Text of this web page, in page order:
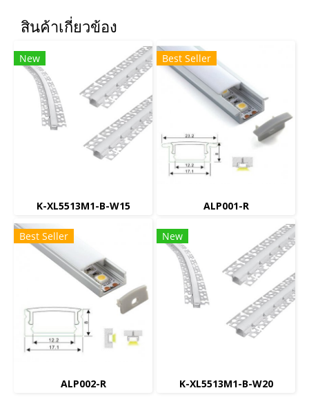
สินค้าเกี่ยวข้อง
New
K-XL5513M1-B-W15
Best Seller
ALP001-R
Best Seller
ALP002-R
New
K-XL5513M1-B-W20